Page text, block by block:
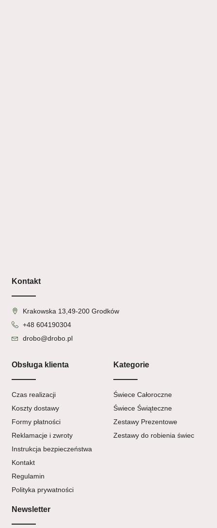
Kontakt
Krakowska 13,49-200 Grodków
+48 604190304
drobo@drobo.pl
Obsługa klienta
Czas realizacji
Koszty dostawy
Formy płatności
Reklamacje i zwroty
Instrukcja bezpieczeństwa
Kontakt
Regulamin
Polityka prywatności
Kategorie
Świece Całoroczne
Świece Świąteczne
Zestawy Prezentowe
Zestawy do robienia świec
Newsletter